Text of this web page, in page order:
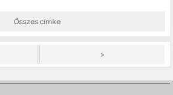
Összes címke
>